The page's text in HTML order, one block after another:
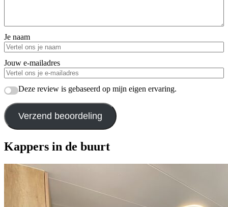
Je naam
Jouw e-mailadres
Deze review is gebaseerd op mijn eigen ervaring.
Verzend beoordeling
Kappers in de buurt